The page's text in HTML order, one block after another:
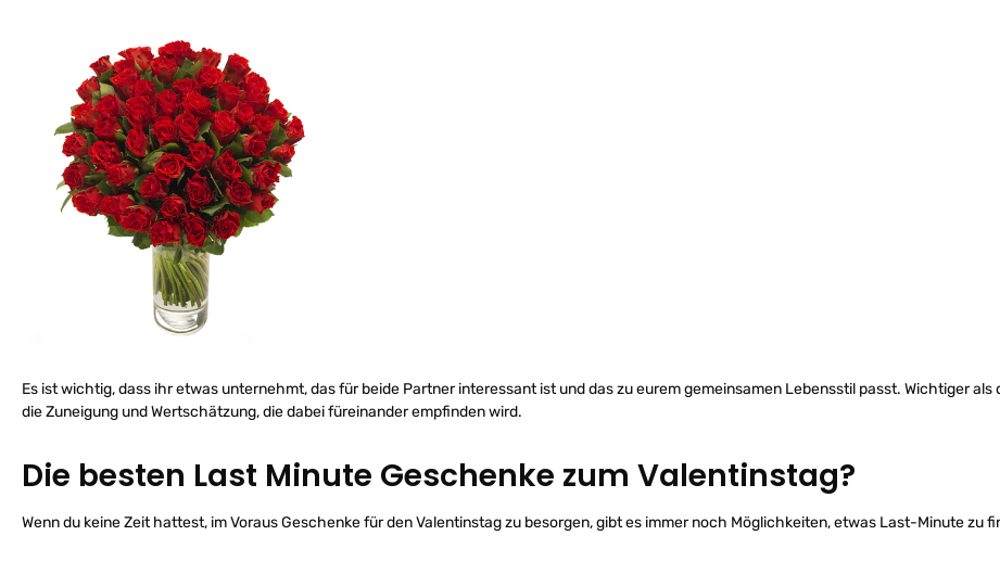
Es ist wichtig, dass ihr etwas unternehmt, das für beide Partner interessant ist und das zu eurem gemeinsamen Lebensstil passt. Wichtiger
die Zuneigung und Wertschätzung, die dabei füreinander empfinden wird.
Die besten Last Minute Geschenke zum Valentinstag?
Wenn du keine Zeit hattest, im Voraus Geschenke für den Valentinstag zu besorgen, gibt es immer noch Möglichkeiten, etwas Last-Minute zu